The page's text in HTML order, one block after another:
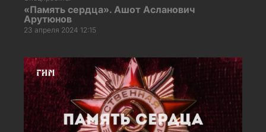
«Память сердца». Ашот Асланович
Арутюнов
23 апреля 2024 12:15